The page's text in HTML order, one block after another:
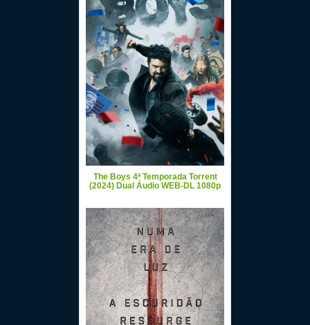
The Boys 4ª Temporada Torrent
(2024) Dual Áudio WEB-DL 1080p